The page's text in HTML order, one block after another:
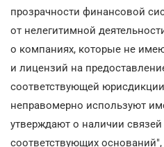
прозрачности финансовой
от нелегитимной
о компаниях, которые не
и лицензий на
соответствующей
неправомерно используют
утверждают о наличии
соответствующих оснований",